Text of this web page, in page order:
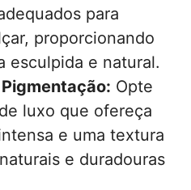
para
proporcionando
esculpida e natural.
Opte
luxo que ofereça
e uma textura
e duradouras